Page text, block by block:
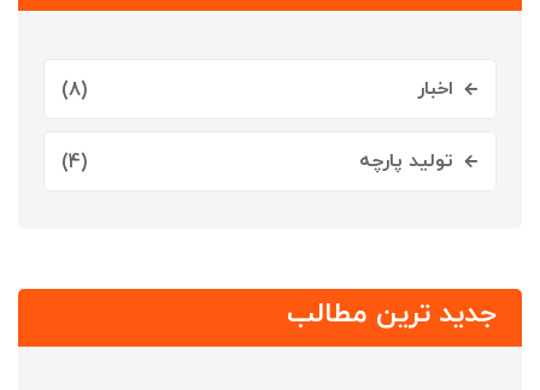
اخبار (8)
تولید پارچه (4)
جدید ترین مطالب